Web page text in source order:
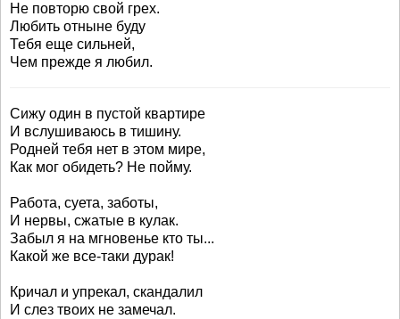
Не повторю свой грех.
Любить отныне буду
Тебя еще сильней,
Чем прежде я любил.
Сижу один в пустой квартире
И вслушиваюсь в тишину.
Родней тебя нет в этом мире,
Как мог обидеть? Не пойму.
Работа, суета, заботы,
И нервы, сжатые в кулак.
Забыл я на мгновенье кто ты...
Какой же все-таки дурак!
Кричал и упрекал, скандалил
И слез твоих не замечал.